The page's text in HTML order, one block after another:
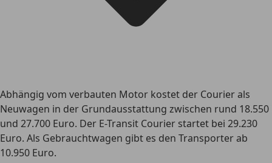
Abhängig vom verbauten Motor kostet der Courier als
Neuwagen in der Grundausstattung zwischen rund 18.550
und 27.700 Euro. Der E-Transit Courier startet bei 29.230
Euro. Als Gebrauchtwagen gibt es den Transporter ab
10.950 Euro.